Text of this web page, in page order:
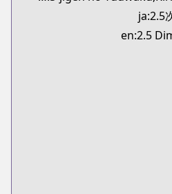
episode/
ja:2.5
en:2.5